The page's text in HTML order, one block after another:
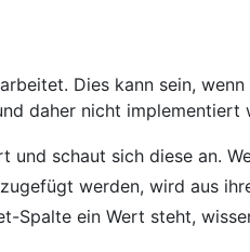
Dies kann sein,
daher nicht implementiert
schaut sich diese an.
werden, wird aus
Spalte ein Wert steht,